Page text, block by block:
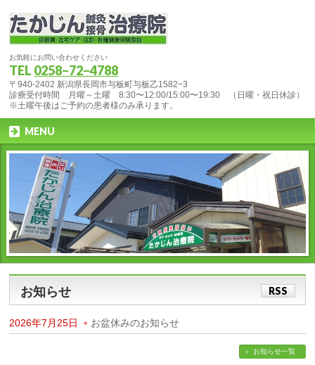
お気軽にお問い合わせください
TEL 0258−72−4788
〒940-2402 新潟県長岡市与板町与板乙1582−3
診療受付時間 月曜～土曜 8:30〜12:00/15:00〜19:30 （日曜・祝日休診）
※土曜午後はご予約の患者様のみ承ります。
MENU
お知らせ RSS
2026年7月25日 お盆休みのお知らせ
お知らせ一覧